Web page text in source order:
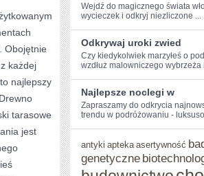
KLAROWNIE:
WĄTPIENIA
NAJSTARSZYM
MATERIAŁEM
Obojętnie
każdej
najlepszy
tarasowe
jest
Wejdź do magicznego świata
wycieczek i odkryj ‌niezliczone ...
Odkrywaj uroki zwied
Czy kiedykolwiek​ marzyłeś o
wzdłuż‍ malowniczego wybrzeża
Najlepsze noclegi w
Zapraszamy⁢ do odkrycia
trendu w podróżowaniu -
antyki apteka asertywność
genetyczne